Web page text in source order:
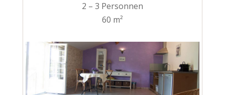
2 – 3 Personnen
60 m²